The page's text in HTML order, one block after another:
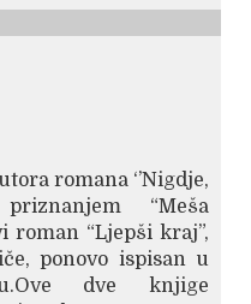
romana ‘’Nigdje,
priznanjem “Meša
roman “Ljepši kraj”,
ponovo ispisan u
dve knjige